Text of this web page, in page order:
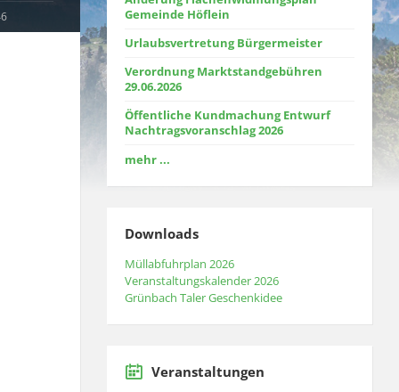
Gemeinde Höflein
Urlaubsvertretung Bürgermeister
Verordnung Marktstandgebühren
29.06.2026
Öffentliche Kundmachung Entwurf
Nachtragsvoranschlag 2026
mehr ...
Downloads
Müllabfuhrplan 2026
Veranstaltungskalender 2026
Grünbach Taler Geschenkidee
Veranstaltungen